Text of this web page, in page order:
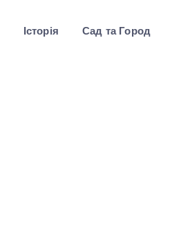
Історія Сад та Город